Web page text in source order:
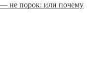
не порок: или почему